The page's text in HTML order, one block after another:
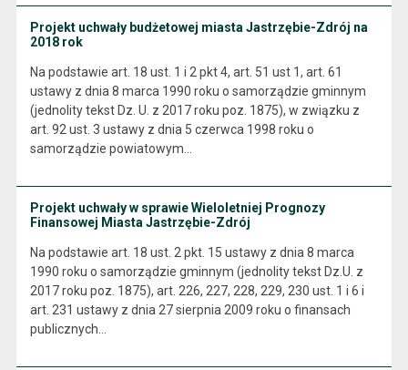
Projekt uchwały budżetowej miasta Jastrzębie-Zdrój na
2018 rok
Na podstawie art. 18 ust. 1 i 2 pkt 4, art. 51 ust 1, art. 61
ustawy z dnia 8 marca 1990 roku o samorządzie gminnym
(jednolity tekst Dz. U. z 2017 roku poz. 1875), w związku z
art. 92 ust. 3 ustawy z dnia 5 czerwca 1998 roku o
samorządzie powiatowym…
Projekt uchwały w sprawie Wieloletniej Prognozy
Finansowej Miasta Jastrzębie-Zdrój
Na podstawie art. 18 ust. 2 pkt. 15 ustawy z dnia 8 marca
1990 roku o samorządzie gminnym (jednolity tekst Dz.U. z
2017 roku poz. 1875), art. 226, 227, 228, 229, 230 ust. 1 i 6 i
art. 231 ustawy z dnia 27 sierpnia 2009 roku o finansach
publicznych…